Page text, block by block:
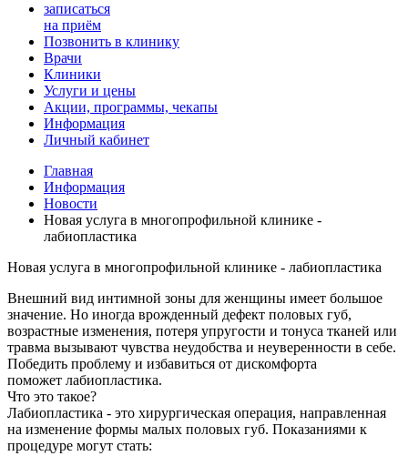
записаться
на приём
Позвонить в клинику
Врачи
Клиники
Услуги и цены
Акции, программы, чекапы
Информация
Личный кабинет
Главная
Информация
Новости
Новая услуга в многопрофильной клинике -
лабиопластика
Новая услуга в многопрофильной клинике - лабиопластика
Внешний вид интимной зоны для женщины имеет большое
значение. Но иногда врожденный дефект половых губ,
возрастные изменения, потеря упругости и тонуса тканей или
травма вызывают чувства неудобства и неуверенности в себе.
Победить проблему и избавиться от дискомфорта
поможет лабиопластика.
Что это такое?
Лабиопластика - это хирургическая операция, направленная
на изменение формы малых половых губ. Показаниями к
процедуре могут стать: